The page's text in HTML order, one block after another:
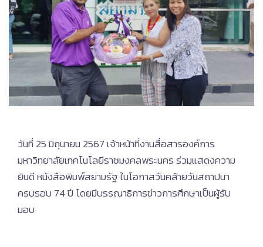
วันที่ 25 มิถุนายน 2567 เจ้าหน้าที่งานสื่อสารองค์การ
มหาวิทยาลัยเทคโนโลยีราชมงคลพระนคร ร่วมแสดงความ
ยินดี หนังสือพิมพ์สยามรัฐ ในโอกาสวันคล้ายวันสถาปนา
ครบรอบ 74 ปี โดยมีบรรณาธิการข่าวการศึกษาเป็นผู้รับ
มอบ